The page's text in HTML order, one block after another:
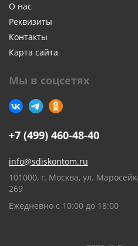
О нас
Реквизиты
Контакты
Карта сайта
Мы в соцсетях
+7 (499) 460-48-40
info@sdiskontom.ru
101000, г. Москва, ул.
269
Ежедневно с 10:00 до 18:00